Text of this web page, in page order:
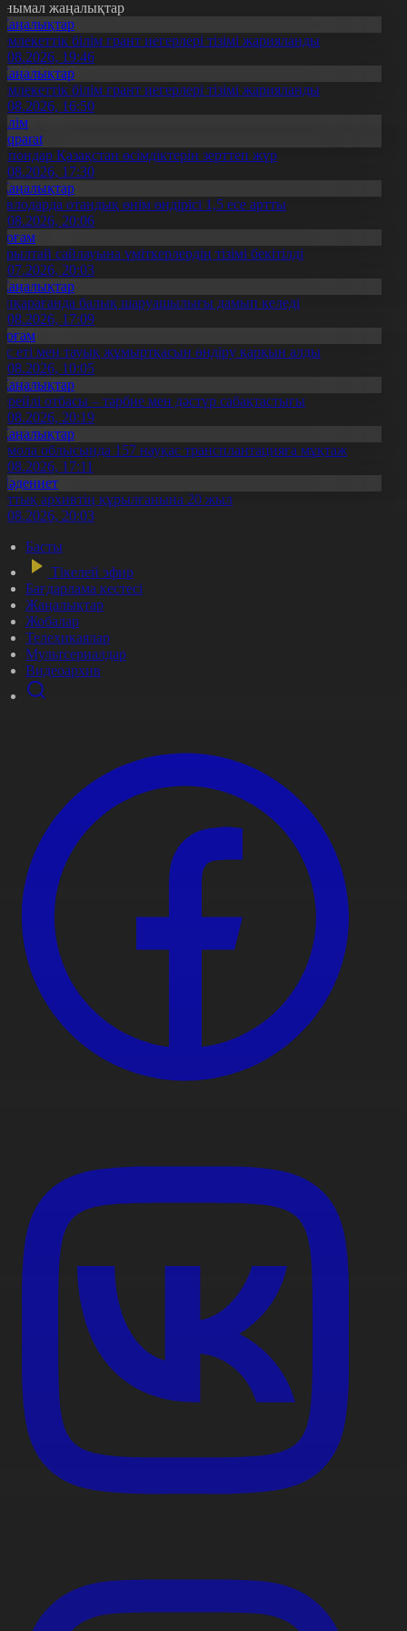
жаңалықтар
білім грант иегерлері тізімі жарияланды
19:46
білім грант иегерлері тізімі жарияланды
16:50
Қазақстан өсімдіктерін зерттеп жүр
17:30
отандық өнім өндірісі 1,5 есе артты
20:06
сайлауына үміткерлердің тізімі бекітілді
20:03
балық шаруашылығы дамып келеді
17:09
еті мен тауық жұмыртқасын өндіру қарқын алды
10:05
отбасы – тәрбие мен дәстүр сабақтастығы
20:19
облысында 157 науқас трансплантацияға мұқтаж
17:11
архивтің құрылғанына 20 жыл
20:03
Басты
Тікелей эфир
Бағдарлама кестесі
Жаңалықтар
Жобалар
Телехикаялар
Мультсериалдар
Видеоархив